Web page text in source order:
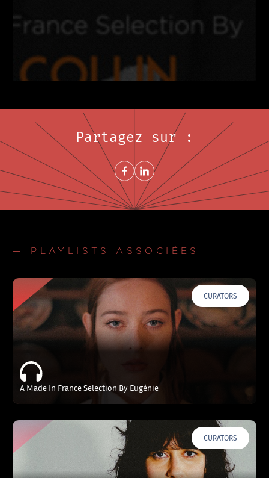
Partagez sur :
Share on FacebookNouvelle fenêtre
Share on LinkedInNouvelle fenêtre
— PLAYLISTS ASSOCIÉES
CURATORS
A Made In France Selection By Eugénie
CURATORS